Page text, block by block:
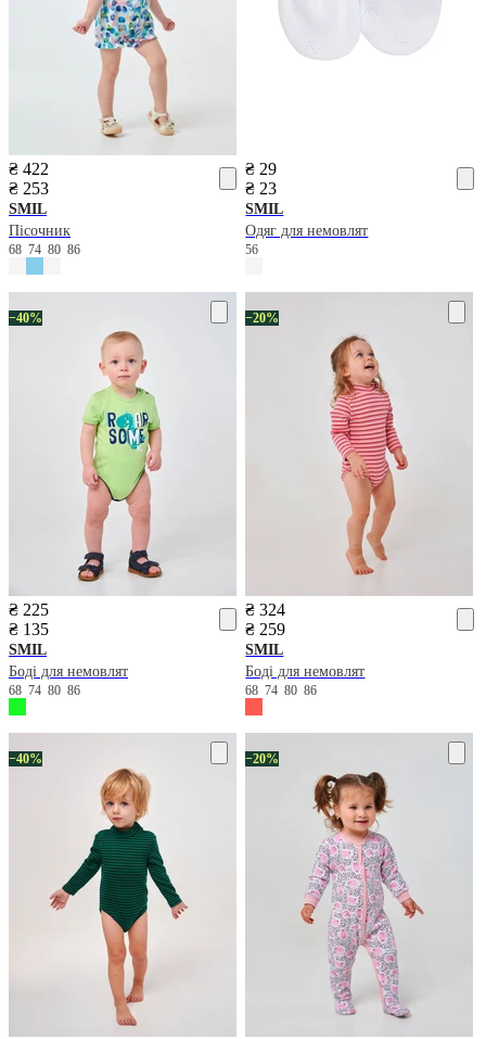
₴ 422
₴ 253
SMIL
Пісочник
68 74 80 86
₴ 29
₴ 23
SMIL
Одяг для немовлят
56
−40%
₴ 225
₴ 135
SMIL
Боді для немовлят
68 74 80 86
−20%
₴ 324
₴ 259
SMIL
Боді для немовлят
68748086
−40% −20%